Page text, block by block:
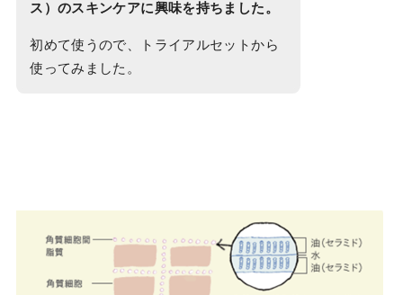
ス）のスキンケアに興味を持ちました。
初めて使うので、トライアルセットから
使ってみました。